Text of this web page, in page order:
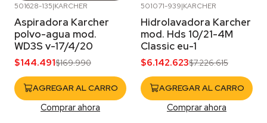
501628-135|KARCHER
Aspiradora Karcher
polvo-agua mod.
WD3S v-17/4/20
$144.491$169.990
AGREGAR AL CARRO
Comprar ahora
501071-939|KARCHER
Hidrolavadora Karcher
mod. Hds 10/21-4M
Classic eu-1
$6.142.623$7.226.615
AGREGAR AL CARRO
Comprar ahora